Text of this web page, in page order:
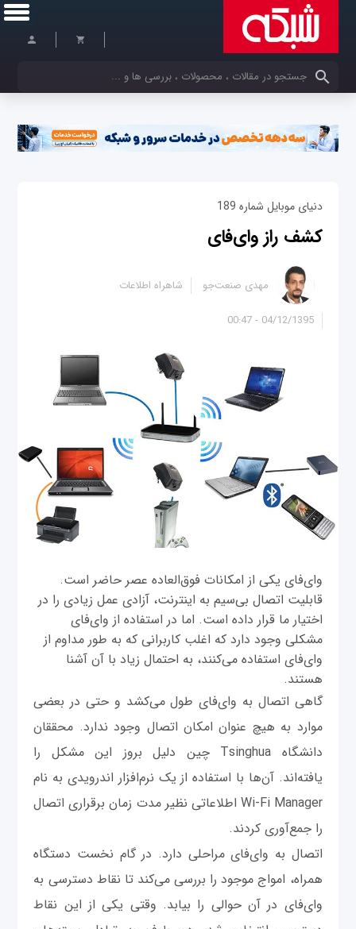
کلمات کلیدی خود را وارد کنید
دنیای موبایل شماره 189
کشف راز وای‌فای
04/12/1395 - 00:47
مهدی صنعت‌جو شاهراه اطلاعات
وای‌فای یکی از امکانات فوق‌العاده عصر حاضر است.
قابلیت اتصال بی‌سیم به اینترنت، آزادی عمل زیادی را در
اختیار ما قرار داده است. اما در استفاده از وای‌فای
مشکلی وجود دارد که اغلب کاربرانی که به طور مداوم از
وای‌‌فای استفاده می‌کنند، به احتمال زیاد با آن آشنا
هستند.
گاهی اتصال به وای‌فای طول می‌کشد و حتی در بعضی
موارد به هیچ عنوان امکان اتصال وجود ندارد. محققان
دانشگاه Tsinghua چین دلیل بروز این مشکل را
یافته‌اند. آن‌ها با استفاده از یک نرم‌افزار اندرویدی به نام
Wi-Fi Manager اطلاعاتی نظیر مدت زمان برقراری اتصال
را جمع‌آوری کردند.
اتصال به وای‌فای مراحلی دارد. در گام نخست دستگاه
همراه، امواج موجود را بررسی می‌کند تا نقاط دسترسی به
وای‌فای در آن حوالی را بیابد. وقتی یکی از این نقاط